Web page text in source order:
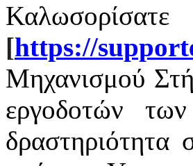
[https://
Μηχανισμού
εργοδοτών
δραστηριότητα